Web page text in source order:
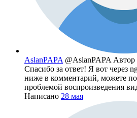
AslanPAPA @AslanPAPA Автор
Спасибо за ответ! Я вот через
ниже в комментарий, можете
проблемой воспроизведения
Написано 28 мая